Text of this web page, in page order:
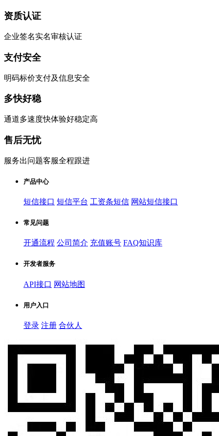
资质认证
企业签名实名审核认证
支付安全
明码标价支付及信息安全
多快好稳
通道多速度快体验好稳定高
售后无忧
服务出问题客服全程跟进
产品中心
短信接口 短信平台 工资条短信 网站短信接口
常见问题
开通流程 公司简介 充值账号 FAQ知识库
开发者服务
API接口 网站地图
用户入口
登录 注册 合伙人